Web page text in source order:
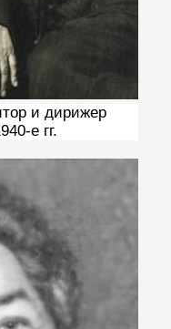
и дирижер
е гг.